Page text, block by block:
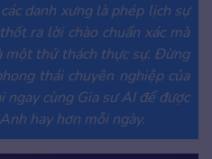
danh xưng là phép lịch sự
ra lời chào chuẩn xác mà
một thử thách thực sự. Đừng
thái chuyên nghiệp của
ngay cùng Gia sư AI để được
hay hơn mỗi ngày.